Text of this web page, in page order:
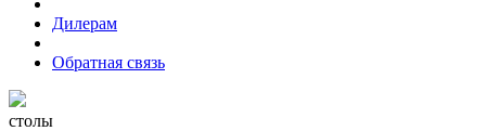
Дилерам
Обратная связь
столы